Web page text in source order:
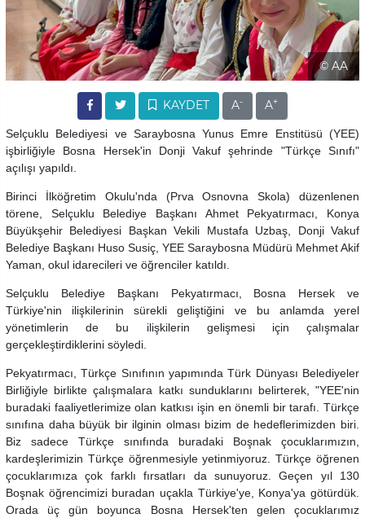
© AA
KAYDET A- A+
Selçuklu Belediyesi ve Saraybosna Yunus Emre Enstitüsü (YEE)
işbirliğiyle Bosna Hersek'in Donji Vakuf şehrinde "Türkçe Sınıfı"
açılışı yapıldı.
Birinci İlköğretim Okulu'nda (Prva Osnovna Skola) düzenlenen
törene, Selçuklu Belediye Başkanı Ahmet Pekyatırmacı, Konya
Büyükşehir Belediyesi Başkan Vekili Mustafa Uzbaş, Donji Vakuf
Belediye Başkanı Huso Susiç, YEE Saraybosna Müdürü Mehmet Akif
Yaman, okul idarecileri ve öğrenciler katıldı.
Selçuklu Belediye Başkanı Pekyatırmacı, Bosna Hersek ve
Türkiye'nin ilişkilerinin sürekli geliştiğini ve bu anlamda yerel
yönetimlerin de bu ilişkilerin gelişmesi için çalışmalar
gerçekleştirdiklerini söyledi.
Pekyatırmacı, Türkçe Sınıfının yapımında Türk Dünyası Belediyeler
Birliğiyle birlikte çalışmalara katkı sunduklarını belirterek, "YEE'nin
buradaki faaliyetlerimize olan katkısı işin en önemli bir tarafı. Türkçe
sınıfına daha büyük bir ilginin olması bizim de hedeflerimizden biri.
Biz sadece Türkçe sınıfında buradaki Boşnak çocuklarımızın,
kardeşlerimizin Türkçe öğrenmesiyle yetinmiyoruz. Türkçe öğrenen
çocuklarımıza çok farklı fırsatları da sunuyoruz. Geçen yıl 130
Boşnak öğrencimizi buradan uçakla Türkiye'ye, Konya'ya götürdük.
Orada üç gün boyunca Bosna Hersek'ten gelen çocuklarımız